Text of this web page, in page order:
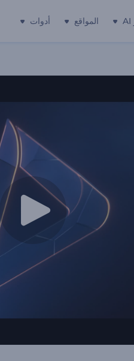
المواقع أدوات